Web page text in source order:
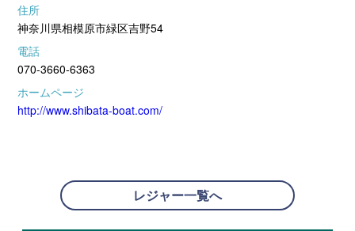
住所
神奈川県相模原市緑区吉野54
電話
070-3660-6363
ホームページ
http://www.shibata-boat.com/
レジャー一覧へ